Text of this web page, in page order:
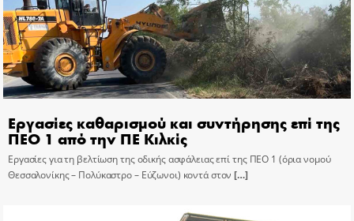
Εργασίες καθαρισμού και συντήρησης επί της
ΠΕΟ 1 από την ΠΕ Κιλκίς
Εργασίες για τη βελτίωση της οδικής ασφάλειας επί της ΠΕΟ 1 (όρια νομού
Θεσσαλονίκης – Πολύκαστρο – Εύζωνοι) κοντά στον […]